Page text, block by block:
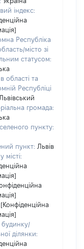
індекс:
Республіка
місто зі
статусом:
області та
Республіці
Львівський
громада:
пункту:
пункт: Львів
місті:
[Конфіденційна
ділянки: